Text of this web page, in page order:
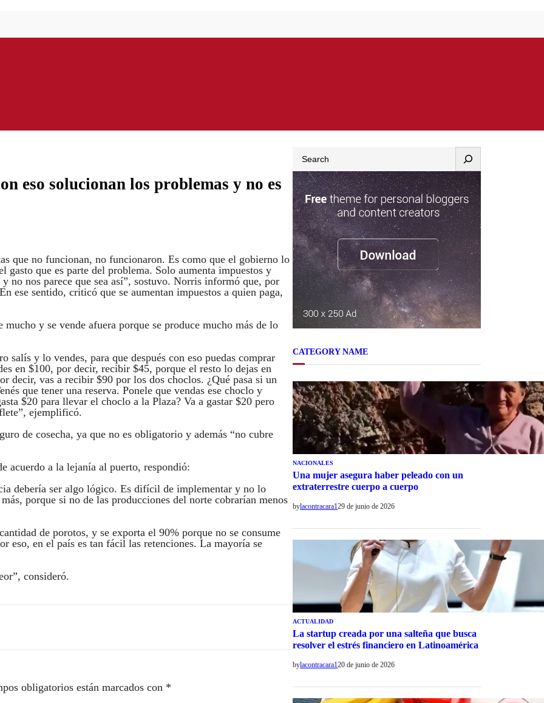
eso solucionan los problemas y no es
que no funcionan, no funcionaron. Es como que el gobierno lo
gasto que es parte del problema. Solo aumenta impuestos y
no nos parece que sea así”, sostuvo. Norris informó que, por
ese sentido, criticó que se aumentan impuestos a quien paga,
y se vende afuera porque se produce mucho más de lo
salís y lo vendes, para que después con eso puedas comprar
en $100, por decir, recibir $45, porque el resto lo dejas en
decir, vas a recibir $90 por los dos choclos. ¿Qué pasa si un
que tener una reserva. Ponele que vendas ese choclo y
$20 para llevar el choclo a la Plaza? Va a gastar $20 pero
ejemplificó.
de cosecha, ya que no es obligatorio y además “no cubre
acuerdo a la lejanía al puerto, respondió:
debería ser algo lógico. Es difícil de implementar y no lo
porque si no de las producciones del norte cobrarían menos
de porotos, y se exporta el 90% porque no se consume
eso, en el país es tan fácil las retenciones. La mayoría se
consideró.
obligatorios están marcados con *
CATEGORY NAME
NACIONALES
Una mujer asegura haber peleado con un
extraterrestre cuerpo a cuerpo
bylacontracara129 de junio de 2026
ACTUALIDAD
La startup creada por una salteña que busca
resolver el estrés financiero en Latinoamérica
bylacontracara120 de junio de 2026